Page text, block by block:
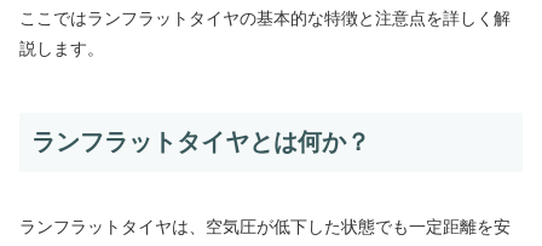
ここではランフラットタイヤの基本的な特徴と注意点を詳しく解
説します。
ランフラットタイヤとは何か？
ランフラットタイヤは、空気圧が低下した状態でも一定距離を安